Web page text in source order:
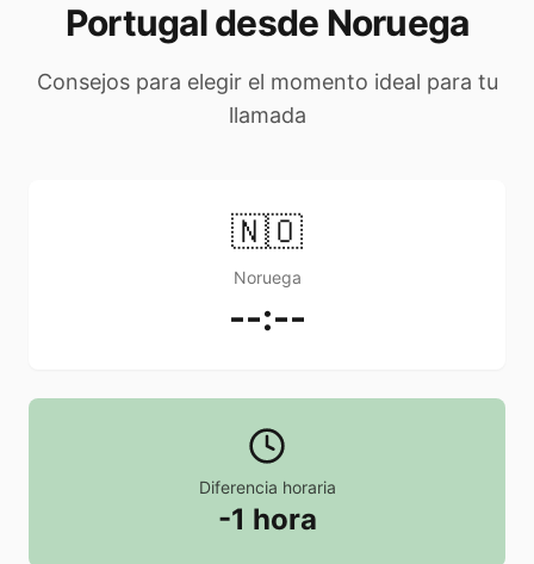
Portugal desde Noruega
Consejos para elegir el momento ideal para tu
llamada
🇳🇴
Noruega
--:--
Diferencia horaria
-1 hora